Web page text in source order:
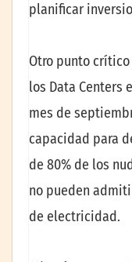
planificar
Otro punto
los Data Centers
mes de
capacidad para
de 80% de los
no pueden
de electricidad.